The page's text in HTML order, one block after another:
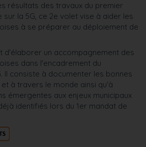
résultats des travaux du premier
la 5G, ce 2e volet vise à aider les
à se préparer au déploiement de
d'élaborer un accompagnement des
dans l'encadrement du
Il consiste à documenter les bonnes
à travers le monde ainsi qu'à
émergentes aux enjeux municipaux
identifiés lors du 1er mandat de